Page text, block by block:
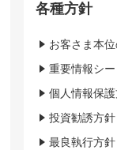
各種方針
お客さま本
重要情報シー
個人情報保
投資勧誘方針
最良執行方針